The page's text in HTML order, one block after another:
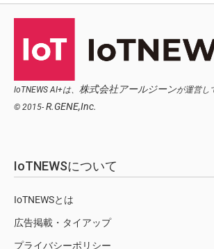
IoTNEWS AI+は、 株式会社アールジーンが運営し
© 2015- R.GENE,Inc.
IoTNEWSについて
IoTNEWSとは
広告掲載・タイアップ
プライバシーポリシー